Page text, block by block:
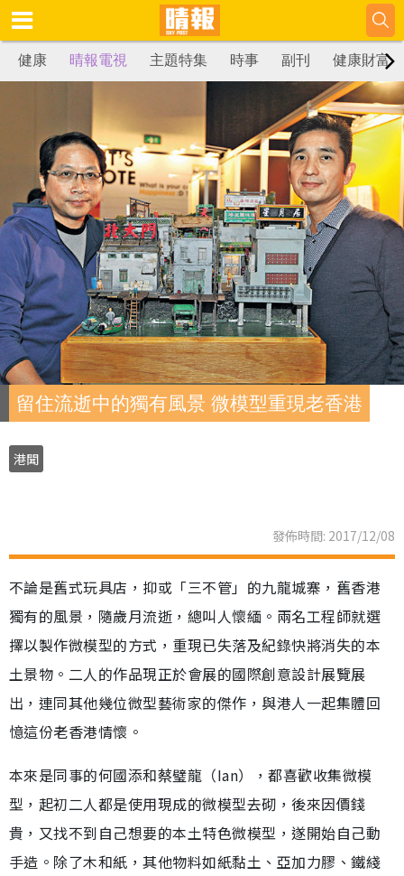
健康 晴報電視 主題特集 時事 副刊 健康財富
留住流逝中的獨有風景 微模型重現老香港
港聞
發佈時間: 2017/12/08
不論是舊式玩具店，抑或「三不管」的九龍城寨，舊香港
獨有的風景，隨歲月流逝，總叫人懷緬。兩名工程師就選
擇以製作微模型的方式，重現已失落及紀錄快將消失的本
土景物。二人的作品現正於會展的國際創意設計展覽展
出，連同其他幾位微型藝術家的傑作，與港人一起集體回
憶這份老香港情懷。
本來是同事的何國添和蔡璧龍（Ian），都喜歡收集微模
型，起初二人都是使用現成的微模型去砌，後來因價錢
貴，又找不到自己想要的本土特色微模型，遂開始自己動
手造。除了木和紙，其他物料如紙黏土、亞加力膠、鐵綫